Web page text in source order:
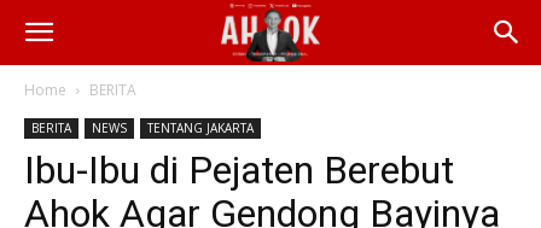
Home BERITA
BERITA NEWS TENTANG JAKARTA
Ibu-Ibu di Pejaten Berebut
Ahok Agar Gendong Bayinya